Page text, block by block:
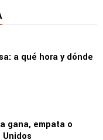
a qué hora y dónde
gana, empata o